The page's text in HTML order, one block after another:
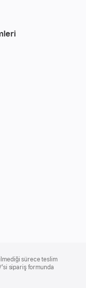
sürece teslim
sipariş formunda